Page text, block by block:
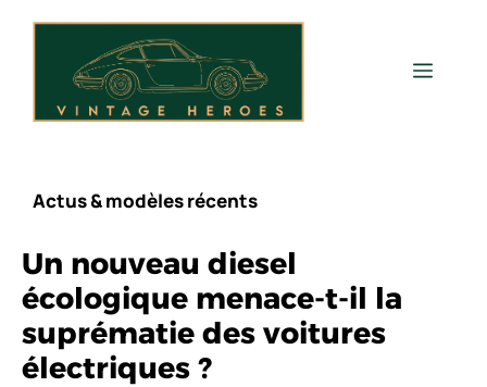
Menu
Actus & modèles récents
Un nouveau diesel
écologique menace-t-il la
suprématie des voitures
électriques ?